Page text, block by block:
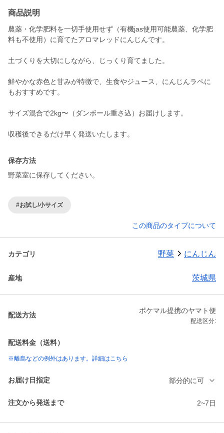
商品説明
農薬・化学肥料を一切手使用せず（有機jas使用可能農薬、化学肥
料も不使用）に育てたアロマレッドにんじんです。
土づくりを大切にしながら、じっくり育てました。
鮮やかな赤色と甘みが特徴で、生食やジュース、にんじんラペに
もおすすめです。
サイズ混合で2kg〜（ダンボール重さ込）お届けします。
収穫後できるだけ早く発送いたします。
保存方法
野菜室に保存してください。
#お試し/小サイズ
この商品のタイプについて
カテゴリ 野菜 にんじん
産地 茨城県
配送方法
ポケマル提携のヤマト便
配送区分:
配送料金（送料）
※離島などの例外はあります。詳細はこちら
お届け日指定 部分的に可
注文から発送まで 2~7日